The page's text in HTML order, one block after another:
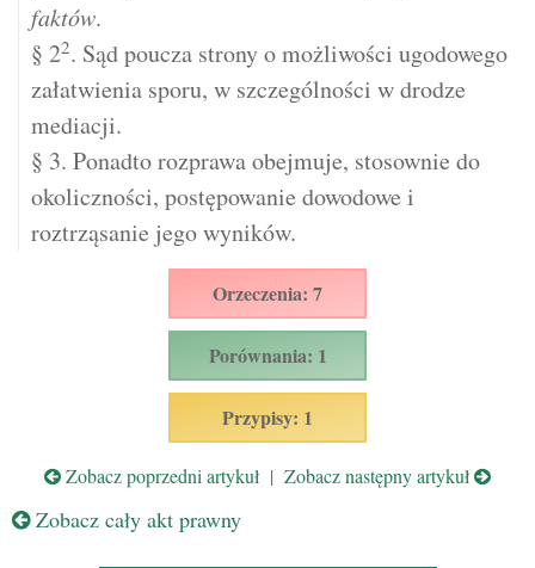
faktów.
§ 22. Sąd poucza strony o możliwości ugodowego
załatwienia sporu, w szczególności w drodze
mediacji.
§ 3. Ponadto rozprawa obejmuje, stosownie do
okoliczności, postępowanie dowodowe i
roztrząsanie jego wyników.
Orzeczenia: 7
Porównania: 1
Przypisy: 1
Zobacz poprzedni artykuł | Zobacz następny artykuł
Zobacz cały akt prawny